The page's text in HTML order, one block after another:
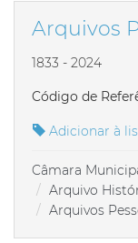
Arquivos
1833 - 2024
Código de
Adicionar à
Câmara
Arquivo
Arquivos